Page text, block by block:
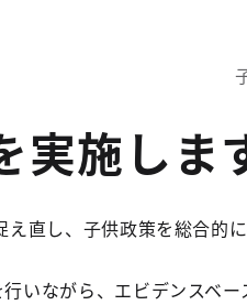
実施しま
直し、子供政策を総合的
いながら、エビデンスベー